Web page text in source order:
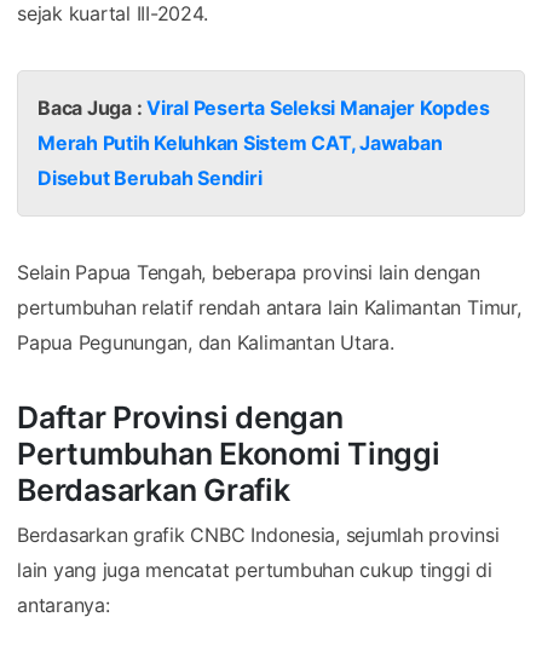
sejak kuartal III-2024.
Baca Juga :Viral Peserta Seleksi Manajer Kopdes
Merah Putih Keluhkan Sistem CAT, Jawaban
Disebut Berubah Sendiri
Selain Papua Tengah, beberapa provinsi lain dengan
pertumbuhan relatif rendah antara lain Kalimantan Timur,
Papua Pegunungan, dan Kalimantan Utara.
Daftar Provinsi dengan
Pertumbuhan Ekonomi Tinggi
Berdasarkan Grafik
Berdasarkan grafik CNBC Indonesia, sejumlah provinsi
lain yang juga mencatat pertumbuhan cukup tinggi di
antaranya: